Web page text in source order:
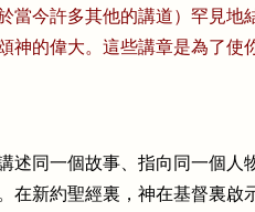
當今許多其他的講道）罕見
的偉大。這些講章是為了使
述同一個故事、指向同一個
在新約聖經裏，神在基督裏